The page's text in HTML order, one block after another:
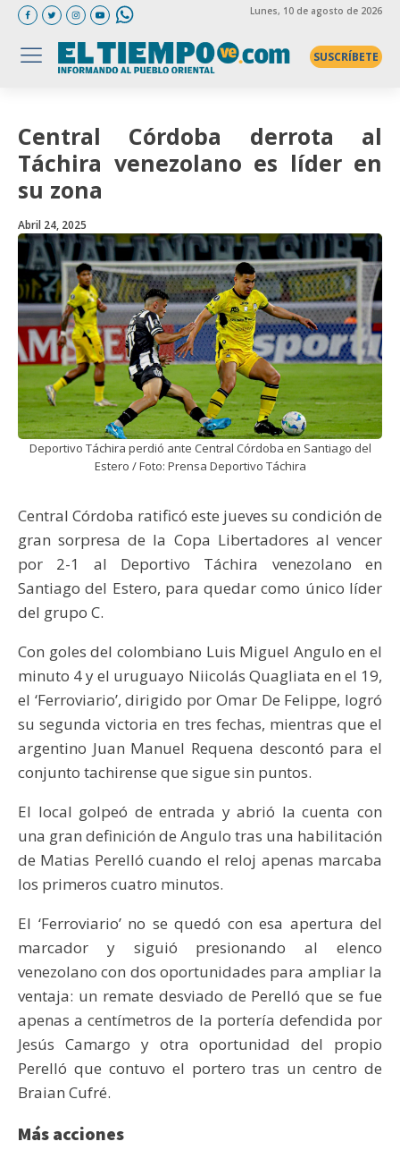
Lunes, 10 de agosto de 2026
SUSCRÍBETE
Central Córdoba derrota al
Táchira venezolano es líder en
su zona
Abril 24, 2025
Deportivo Táchira perdió ante Central Córdoba en Santiago del
Estero / Foto: Prensa Deportivo Táchira
Central Córdoba ratificó este jueves su condición de
gran sorpresa de la Copa Libertadores al vencer
por 2-1 al Deportivo Táchira venezolano en
Santiago del Estero, para quedar como único líder
del grupo C.
Con goles del colombiano Luis Miguel Angulo en el
minuto 4 y el uruguayo Niicolás Quagliata en el 19,
el ‘Ferroviario’, dirigido por Omar De Felippe, logró
su segunda victoria en tres fechas, mientras que el
argentino Juan Manuel Requena descontó para el
conjunto tachirense que sigue sin puntos.
El local golpeó de entrada y abrió la cuenta con
una gran definición de Angulo tras una habilitación
de Matias Perelló cuando el reloj apenas marcaba
los primeros cuatro minutos.
El ‘Ferroviario’ no se quedó con esa apertura del
marcador y siguió presionando al elenco
venezolano con dos oportunidades para ampliar la
ventaja: un remate desviado de Perelló que se fue
apenas a centímetros de la portería defendida por
Jesús Camargo y otra oportunidad del propio
Perelló que contuvo el portero tras un centro de
Braian Cufré.
Más acciones